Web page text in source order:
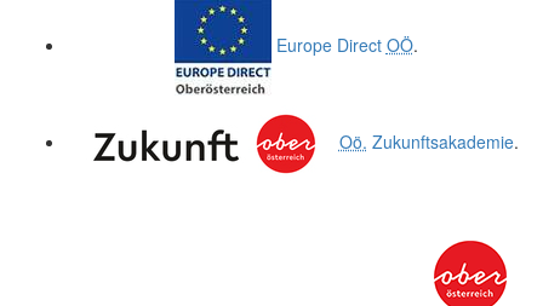
Europe Direct OÖ.
Oö. Zukunftsakademie.